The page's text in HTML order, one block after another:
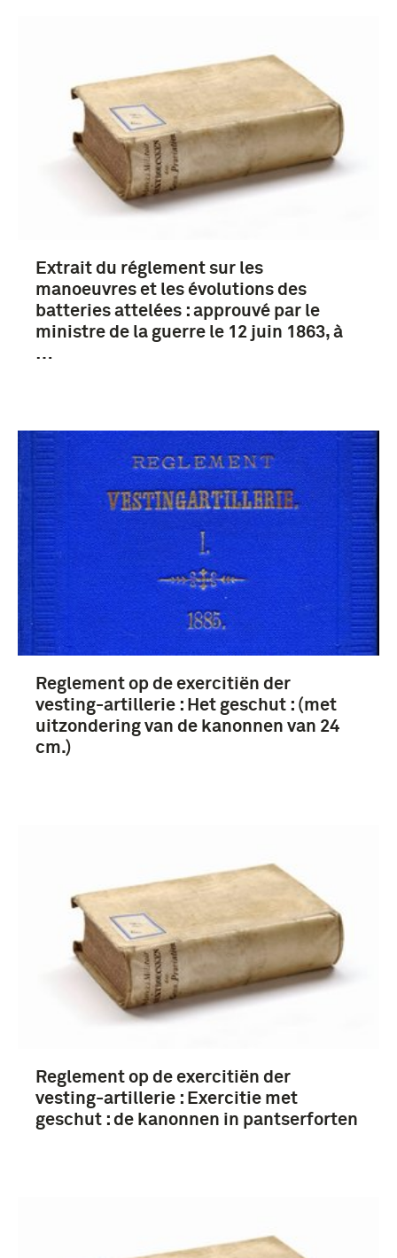
Duitsland (12)
Nederland (7)
Meer
Extrait du réglement sur les
manoeuvres et les évolutions des
batteries attelées : approuvé par le
ministre de la guerre le 12 juin 1863, à
…
Reglement op de exercitiën der
vesting-artillerie : Het geschut : (met
uitzondering van de kanonnen van 24
cm.)
Reglement op de exercitiën der
vesting-artillerie : Exercitie met
geschut : de kanonnen in pantserforten